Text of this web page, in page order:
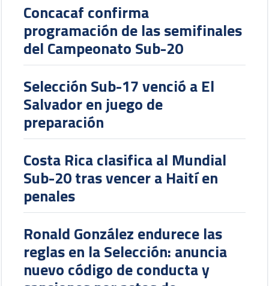
Concacaf confirma
programación de las semifinales
del Campeonato Sub-20
Selección Sub-17 venció a El
Salvador en juego de
preparación
Costa Rica clasifica al Mundial
Sub-20 tras vencer a Haití en
penales
Ronald González endurece las
reglas en la Selección: anuncia
nuevo código de conducta y